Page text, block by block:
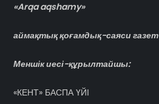
«Arqa aqshamy»
аймақтық қоғамдық-саяси газет
Меншік иесі-құрылтайшы:
«КЕНТ» БАСПА ҮЙІ